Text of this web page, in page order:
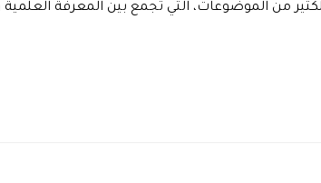
من الموضوعات، التي تجمع بين المعرفة